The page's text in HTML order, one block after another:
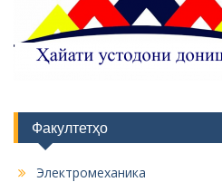
Факултетҳо
Электромеханика